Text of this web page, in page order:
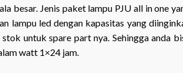
besar. Jenis paket lampu PJU all in one
lampu led dengan kapasitas yang
untuk spare part nya. Sehingga anda
watt 1×24 jam.